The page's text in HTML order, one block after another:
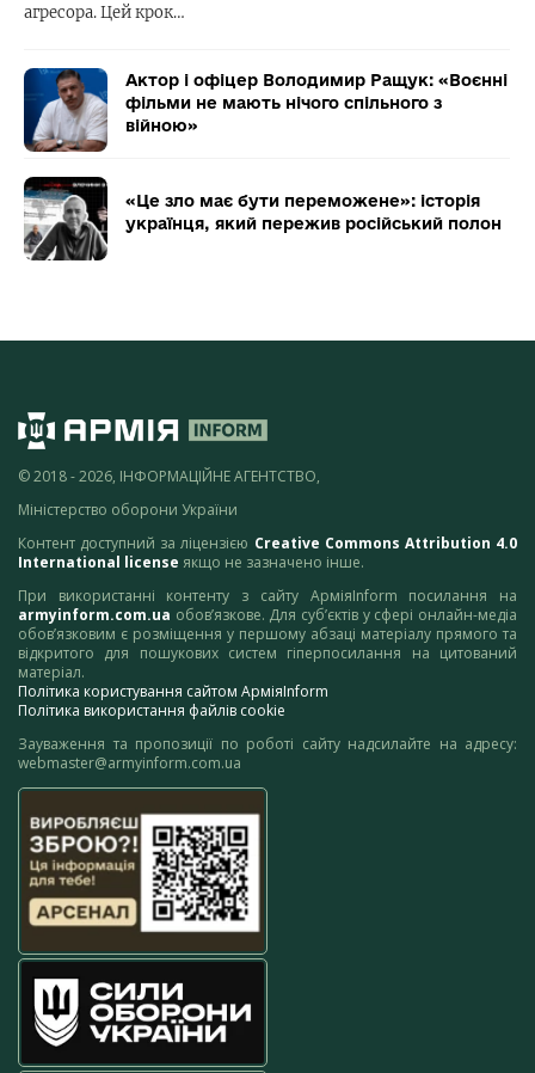
агресора. Цей крок…
Актор і офіцер Володимир Ращук: «Воєнні
фільми не мають нічого спільного з
війною»
«Це зло має бути переможене»: історія
українця, який пережив російський полон
© 2018 - 2026, ІНФОРМАЦІЙНЕ АГЕНТСТВО,
Міністерство оборони України
Контент доступний за ліцензією Creative Commons Attribution 4.0
International license якщо не зазначено інше.
При використанні контенту з сайту АрміяInform посилання на
armyinform.com.ua обов’язкове. Для суб’єктів у сфері онлайн-медіа
обов’язковим є розміщення у першому абзаці матеріалу прямого та
відкритого для пошукових систем гіперпосилання на цитований
матеріал.
Політика користування сайтом АрміяInform
Політика використання файлів cookie
Зауваження та пропозиції по роботі сайту надсилайте на адресу:
webmaster@armyinform.com.ua